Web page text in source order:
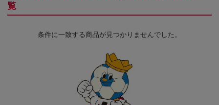
覧
条件に一致する商品が見つかりませんでした。